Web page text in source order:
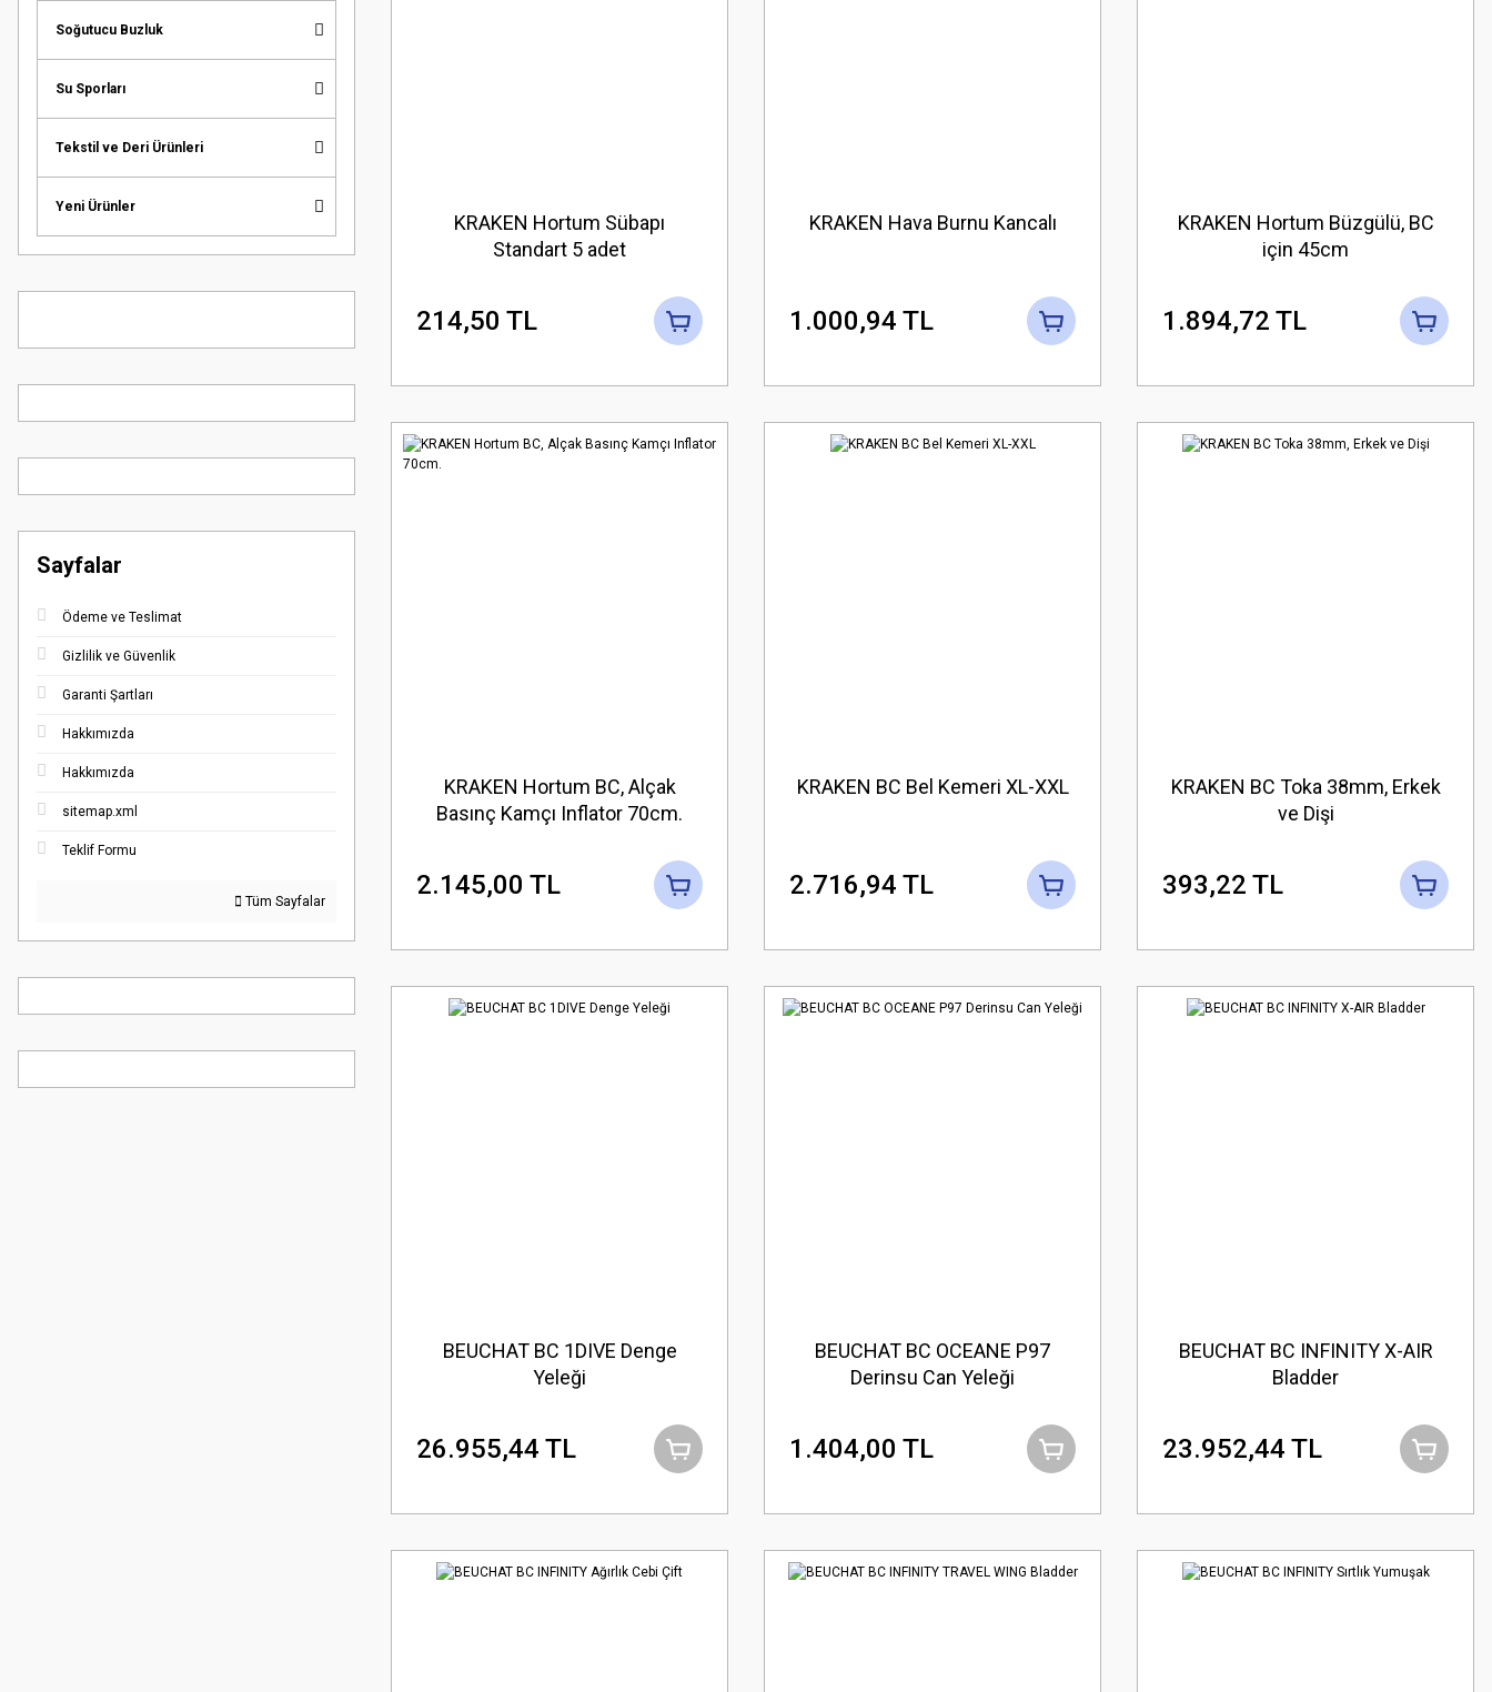
Soğutucu Buzluk
Su Sporları
Tekstil ve Deri Ürünleri
Yeni Ürünler
Sayfalar
Ödeme ve Teslimat
Gizlilik ve Güvenlik
Garanti Şartları
Hakkımızda
Hakkımızda
sitemap.xml
Teklif Formu
Tüm Sayfalar
KRAKEN Hortum Sübapı
Standart 5 adet
214,50 TL
KRAKEN Hava Burnu Kancalı
1.000,94 TL
KRAKEN Hortum Büzgülü, BC
için 45cm
1.894,72 TL
KRAKEN Hortum BC, Alçak
Basınç Kamçı Inflator 70cm.
2.145,00 TL
KRAKEN BC Bel Kemeri XL-XXL
2.716,94 TL
KRAKEN BC Toka 38mm, Erkek
ve Dişi
393,22 TL
BEUCHAT BC 1DIVE Denge
Yeleği
26.955,44 TL
BEUCHAT BC OCEANE P97
Derinsu Can Yeleği
1.404,00 TL
BEUCHAT BC INFINITY X-AIR
Bladder
23.952,44 TL